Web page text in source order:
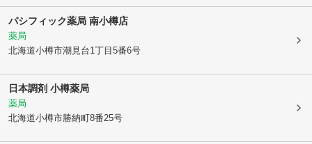
パシフィック薬局 南小樽店
薬局
北海道小樽市潮見台1丁目5番6号
日本調剤 小樽薬局
薬局
北海道小樽市勝納町8番25号